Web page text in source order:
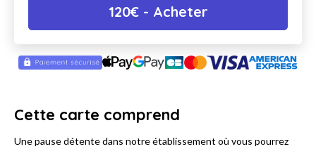
120€- Acheter
Cette carte comprend
Une pause détente dans notre établissement où vous pourrez